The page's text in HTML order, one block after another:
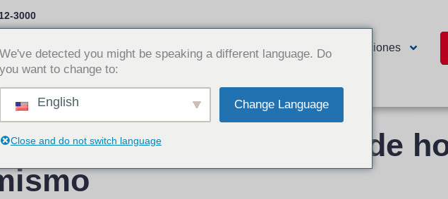
3000
Opciones de préstamo ¿Por qué Cash Time? Ubicaciones
Cómo ahorrar dinero desde
We've detected you might be speaking a different language. Do
you want to change to:
English Change Language
Close and do not switch language